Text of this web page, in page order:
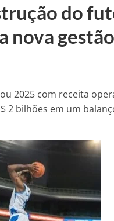
do
nova
2025 com receita
2 bilhões em um